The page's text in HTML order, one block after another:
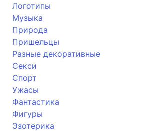
Логотипы
Музыка
Природа
Пришельцы
Разные декоративные
Секси
Спорт
Ужасы
Фантастика
Фигуры
Эзотерика